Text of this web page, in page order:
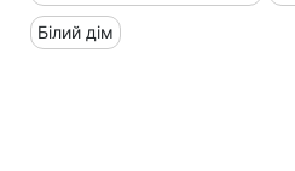
Білий дім